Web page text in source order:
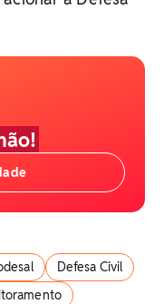
Defesa Civil